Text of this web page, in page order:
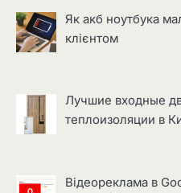
Як акб ноутбука
клієнтом
Лучшие входные
теплоизоляции в
Відеореклама в